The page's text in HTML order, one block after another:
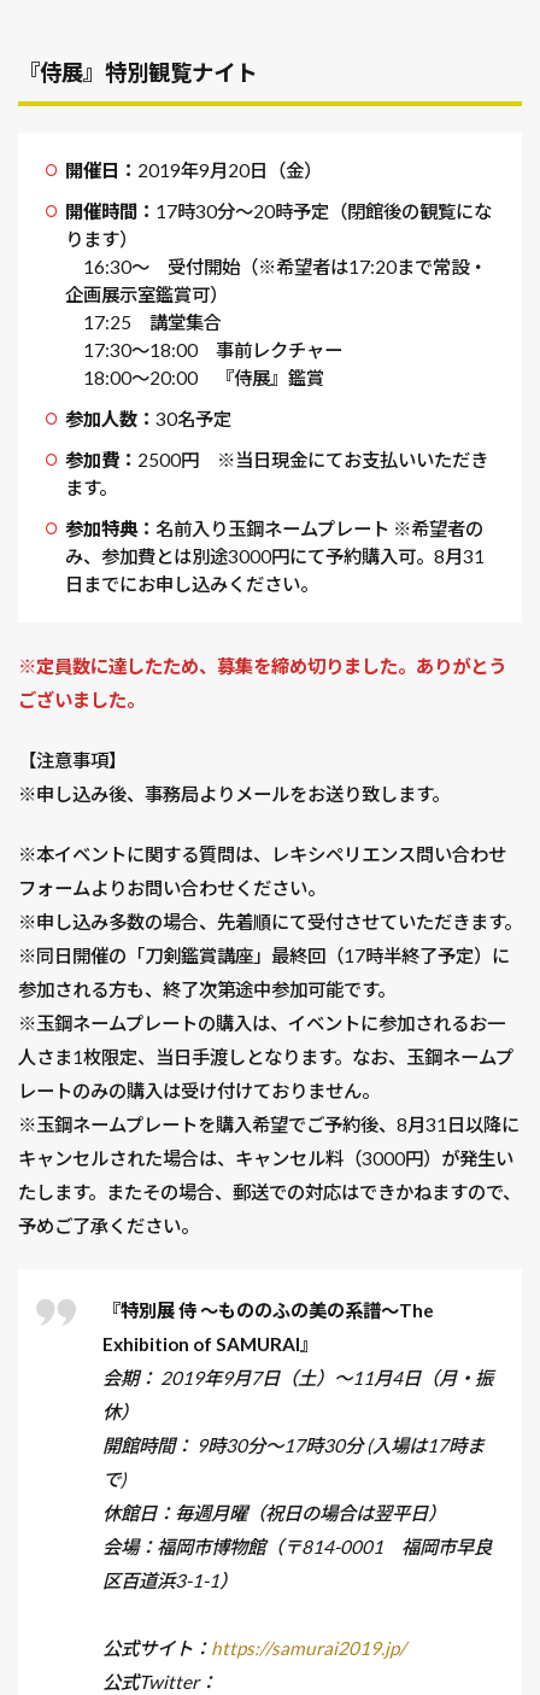
『侍展』特別観覧ナイト
開催日： 2019年9月20日（金）
開催時間： 17時30分～20時予定（閉館後の観覧にな
ります）
16:30～ 受付開始（※希望者は17:20まで常設・
企画展示室鑑賞可）
17:25 講堂集合
17:30～18:00 事前レクチャー
18:00～20:00 『侍展』鑑賞
参加人数： 30名予定
参加費： 2500円 ※当日現金にてお支払いいただき
ます。
参加特典： 名前入り玉鋼ネームプレート ※希望者の
み、参加費とは別途3000円にて予約購入可。8月31
日までにお申し込みください。
※定員数に達したため、募集を締め切りました。ありがとう
ございました。
【注意事項】
※申し込み後、事務局よりメールをお送り致します。
※本イベントに関する質問は、レキシペリエンス問い合わせ
フォームよりお問い合わせください。
※申し込み多数の場合、先着順にて受付させていただきます。
※同日開催の「刀剣鑑賞講座」最終回（17時半終了予定）に
参加される方も、終了次第途中参加可能です。
※玉鋼ネームプレートの購入は、イベントに参加されるお一
人さま1枚限定、当日手渡しとなります。なお、玉鋼ネームプ
レートのみの購入は受け付けておりません。
※玉鋼ネームプレートを購入希望でご予約後、8月31日以降に
キャンセルされた場合は、キャンセル料（3000円）が発生い
たします。またその場合、郵送での対応はできかねますので、
予めご了承ください。
『特別展 侍 ～もののふの美の系譜～The
Exhibition of SAMURAI』
会期： 2019年9月7日（土）～11月4日（月・振
休）
開館時間： 9時30分～17時30分 (入場は17時ま
で)
休館日：毎週月曜（祝日の場合は翌平日）
会場：福岡市博物館（〒814-0001 福岡市早良
区百道浜3-1-1）
公式サイト： https://samurai2019.jp/
公式Twitter：